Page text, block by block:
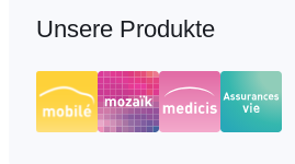
Unsere Produkte